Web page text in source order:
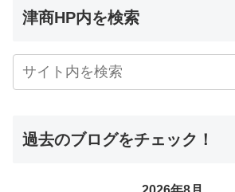
津商HP内を検索
過去のブログをチェック！